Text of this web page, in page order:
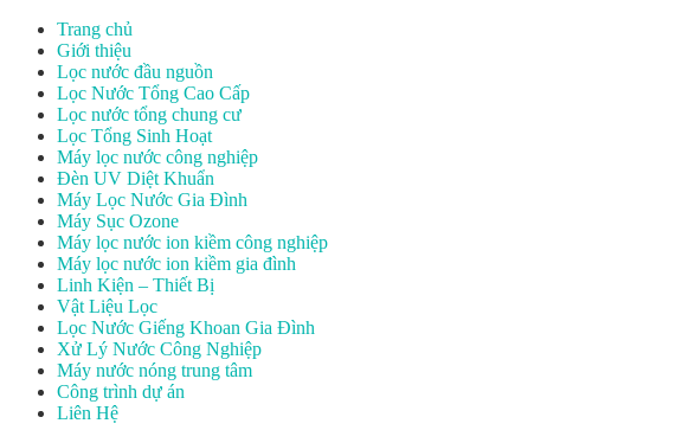
Trang chủ
Giới thiệu
Lọc nước đầu nguồn
Lọc Nước Tổng Cao Cấp
Lọc nước tổng chung cư
Lọc Tổng Sinh Hoạt
Máy lọc nước công nghiệp
Đèn UV Diệt Khuẩn
Máy Lọc Nước Gia Đình
Máy Sục Ozone
Máy lọc nước ion kiềm công nghiệp
Máy lọc nước ion kiềm gia đình
Linh Kiện – Thiết Bị
Vật Liệu Lọc
Lọc Nước Giếng Khoan Gia Đình
Xử Lý Nước Công Nghiệp
Máy nước nóng trung tâm
Công trình dự án
Liên Hệ